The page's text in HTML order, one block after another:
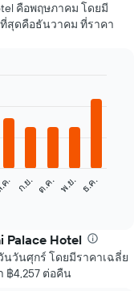
คือพฤษภาคม โดยมี
สุดคือธันวาคม ที่ราคา
. ก.ย. ต.ค. พ.ย. ธ.ค.
Palace Hotel
นวันศุกร์ โดยมีราคาเฉลี่ย
฿4,257 ต่อคืน